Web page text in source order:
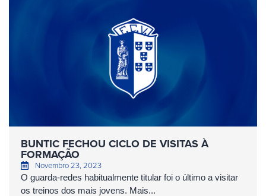
BUNTIC FECHOU CICLO DE VISITAS À
FORMAÇÃO
Novembro 23, 2023
O guarda-redes habitualmente titular foi o último a visitar
os treinos dos mais jovens. Mais...